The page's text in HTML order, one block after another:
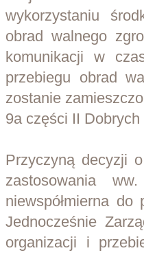
wykorzystaniu
obrad walnego
komunikacji w
przebiegu obrad
zostanie
9a części II
Przyczyną decyzji
zastosowania
niewspółmierna
Jednocześnie
organizacji i